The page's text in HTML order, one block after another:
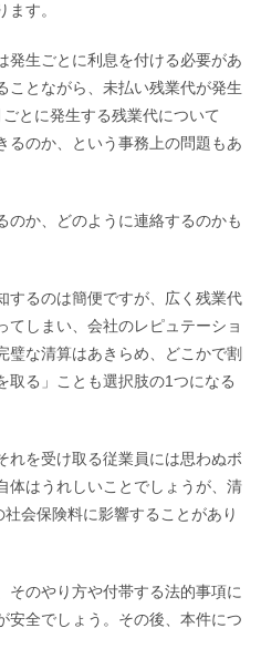
す。
発生ごとに利息を付ける必要があ
ことながら、未払い残業代が発生
とに発生する残業代について
るのか、という事務上の問題もあ
のか、どのように連絡するのかも
するのは簡便ですが、広く残業代
てしまい、会社のレピュテーショ
璧な清算はあきらめ、どこかで割
取る」ことも選択肢の1つになる
れを受け取る従業員には思わぬボ
体はうれしいことでしょうが、清
会保険料に影響することがあり
そのやり方や付帯する法的事項に
安全でしょう。その後、本件につ